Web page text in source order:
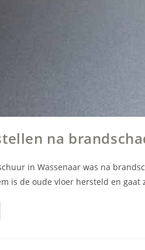
na
in Wassenaar was na
is de oude vloer hersteld en gaat